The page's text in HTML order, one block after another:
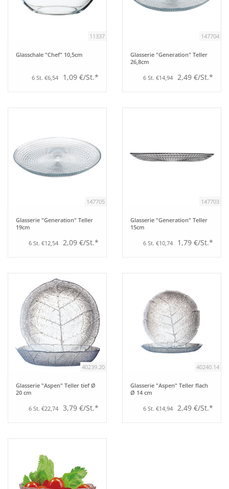
11337
Glasschale "Chef" 10,5cm
6 St. €6,54 1,09 €/St.*
147704
Glasserie "Generation" Teller
26,8cm
6 St. €14,94 2,49 €/St.*
147705
Glasserie "Generation" Teller
19cm
6 St. €12,54 2,09 €/St.*
147703
Glasserie "Generation" Teller
15cm
6 St. €10,74 1,79 €/St.*
40239.20
Glasserie "Aspen" Teller tief Ø
20 cm
6 St. €22,74 3,79 €/St.*
40240.14
Glasserie "Aspen" Teller flach
Ø 14 cm
6 St. €14,94 2,49 €/St.*